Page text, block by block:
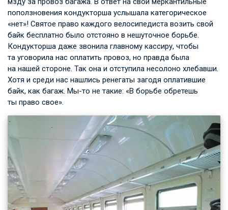
поползновения кондукторша услышала категорическое
«нет»! Святое право каждого велосипедиста возить свой
байк бесплатно было отстояно в нешуточное борьбе.
Кондукторша даже звонила главному кассиру, чтобы
та уговорила нас оплатить провоз, но правда была
на нашей стороне. Так она и отступила несолоно хлебавши.
Хотя и среди нас нашлись ренегаты загодя оплатившие
байк, как багаж. Мы-то не такие: «В борьбе обретешь
ты право свое».